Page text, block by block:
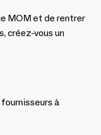
MOM et de rentrer
créez-vous un
à